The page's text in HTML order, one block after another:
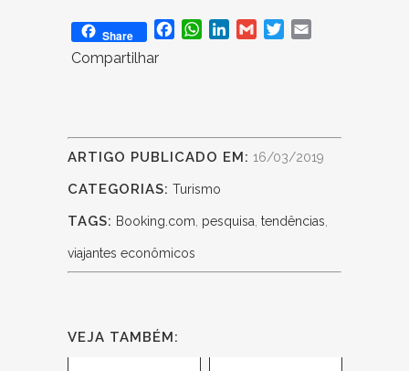
Share Facebook
WhatsApp
LinkedInGmailTwitter
Compartilhar
ARTIGO PUBLICADO EM: 16/03/2019
CATEGORIAS: Turismo
TAGS: Booking.com, pesquisa, tendências,
viajantes econômicos
VEJA TAMBÉM: